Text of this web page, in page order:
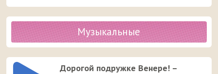
чтобы вы могли с выдумкой поздравить с Днём
рождения вашу подругу, любимую женщину или
знакомую девочку с таким именем. Выбирайте самое
красивое аудио поздравление и в 3 клика отправляйте
Музыкальные
Дорогой подружке Венере! –